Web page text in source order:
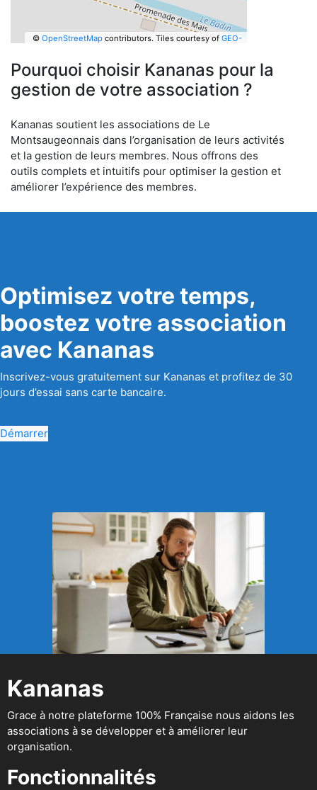
© OpenStreetMapcontributors. Tiles courtesy ofGEO-
Pourquoi choisir Kananas pour la
gestion de votre association ?
Kananas soutient les associations de Le
Montsaugeonnais dans l’organisation de leurs activités
et la gestion de leurs membres. Nous offrons des
outils complets et intuitifs pour optimiser la gestion et
améliorer l’expérience des membres.
Optimisez votre temps,
boostez votre association
avec Kananas
Inscrivez-vous gratuitement sur Kananas et profitez de 30
jours d’essai sans carte bancaire.
Démarrer
Kananas
Grace à notre plateforme 100% Française nous aidons les
associations à se développer et à améliorer leur
organisation.
Fonctionnalités